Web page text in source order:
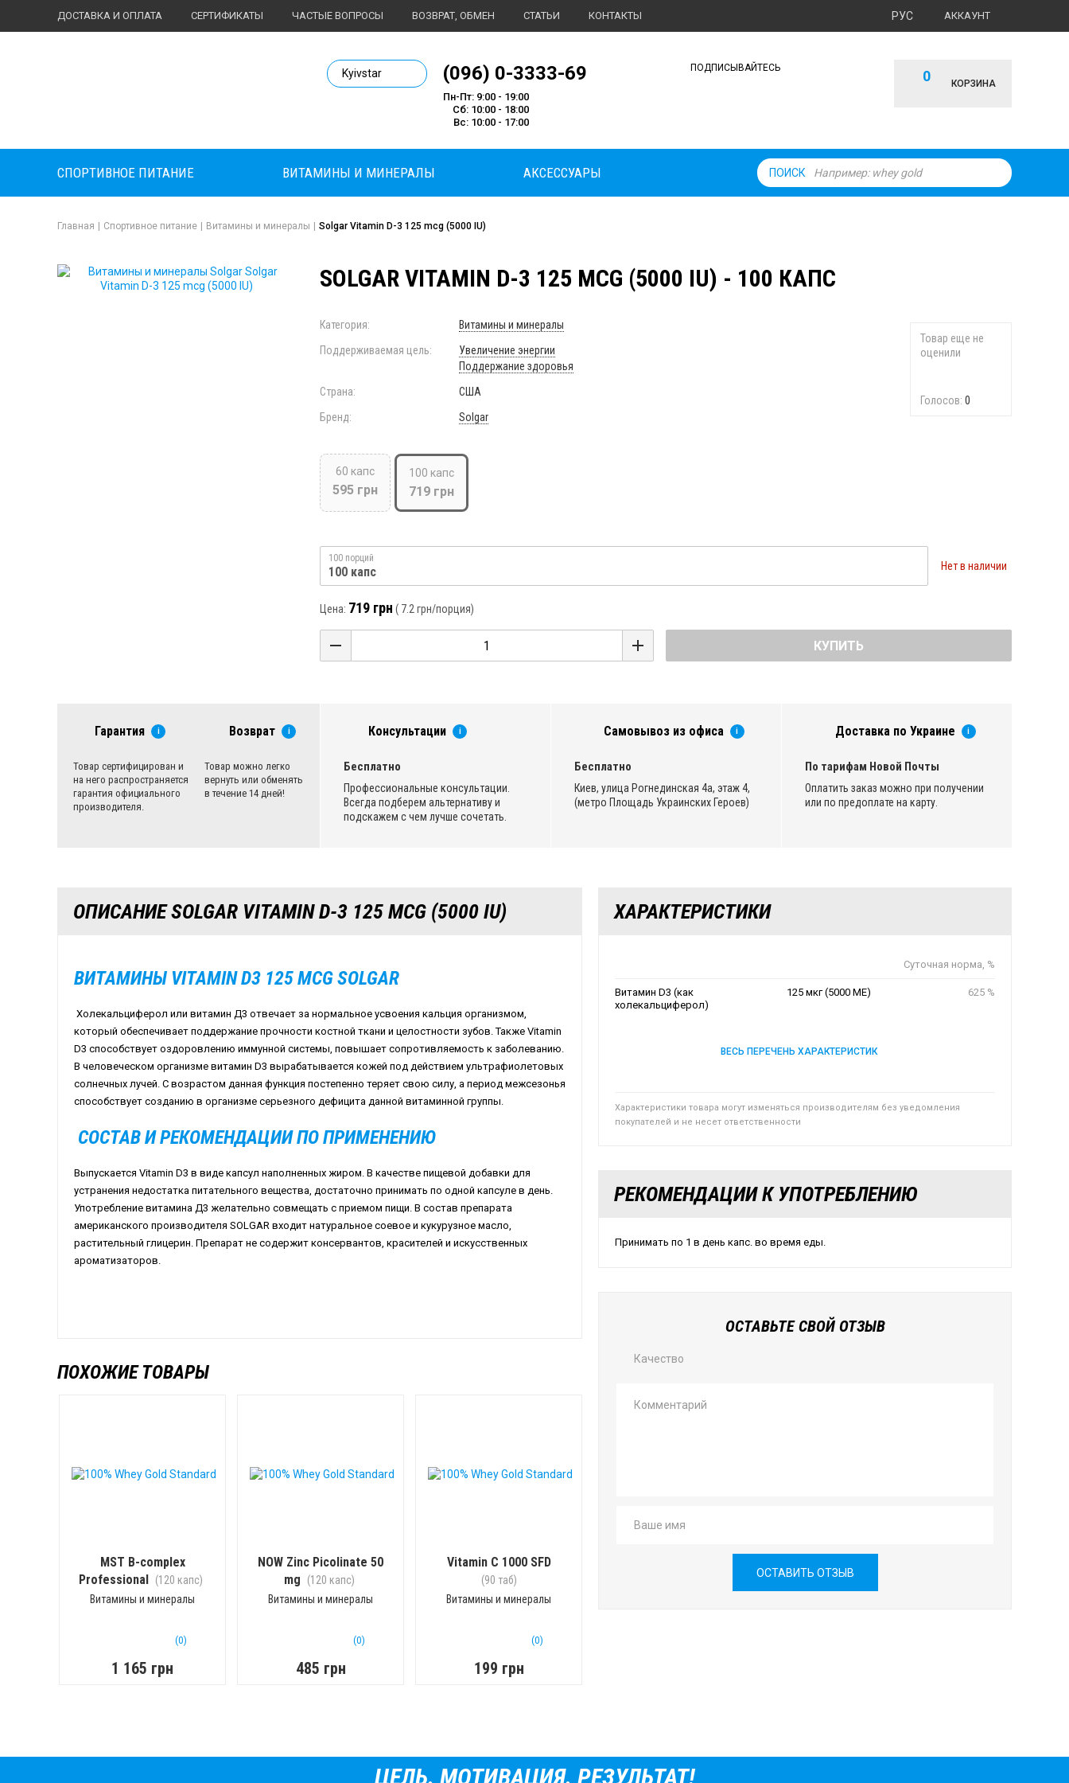
ДОСТАВКА И ОПЛАТА СЕРТИФИКАТЫ ЧАСТЫЕ ВОПРОСЫ ВОЗВРАТ, ОБМЕН СТАТЬИ КОНТАКТЫ АККАУНТ
РУС
Body Market №1 магазин спортивного питания
Kyivstar (096) 0-3333-69
Пн-Пт: 9:00 - 19:00
Сб: 10:00 - 18:00
Вс: 10:00 - 17:00
0 КОРЗИНА
ПОДПИСЫВАЙТЕСЬ
ПОИСК
СПОРТИВНОЕ ПИТАНИЕ ВИТАМИНЫ И МИНЕРАЛЫ АКСЕССУАРЫ
Главная Спортивное питание Витамины и минералы Solgar Vitamin D-3 125 mcg (5000 IU)
SOLGAR VITAMIN D-3 125 MCG (5000 IU) - 100 КАПС
Товар еще не
оценили
Голосов: 0
Категория:
Витамины и минералы
Поддерживаемая цель:
Увеличение энергии
Поддержание здоровья
Страна:
США
Бренд:
Solgar
60 капс
595 грн
100 капс
719 грн
100 порций
100 капс Нет в наличии
Цена: 719 грн ( 7.2 грн/порция)
КУПИТЬ
Гарантия i
Товар сертифицирован и
на него распространяется
гарантия официального
производителя.
Возврат i
Товар можно легко
вернуть или обменять
в течение 14 дней!
Консультации i
Бесплатно
Профессиональные консультации.
Всегда подберем альтернативу и
подскажем с чем лучше сочетать.
Самовывоз из офиса i
Бесплатно
Киев, улица Рогнединская 4а, этаж 4,
(метро Площадь Украинских Героев)
Доставка по Украине i
По тарифам Новой Почты
Оплатить заказ можно при получении
или по предоплате на карту.
ОПИСАНИЕ SOLGAR VITAMIN D-3 125 MCG (5000 IU)
ВИТАМИНЫ VITAMIND3 125MCGSOLGAR
Холекальциферол или витамин Д3 отвечает за нормальное усвоения кальция организмом,
который обеспечивает поддержание прочности костной ткани и целостности зубов. Также Vitamin
D3 способствует оздоровлению иммунной системы, повышает сопротивляемость к заболеванию.
В человеческом организме витамин D3 вырабатывается кожей под действием ультрафиолетовых
солнечных лучей. С возрастом данная функция постепенно теряет свою силу, а период межсезонья
способствует созданию в организме серьезного дефицита данной витаминной группы.
СОСТАВ И РЕКОМЕНДАЦИИ ПО ПРИМЕНЕНИЮ
Выпускается Vitamin D3 в виде капсул наполненных жиром. В качестве пищевой добавки для
устранения недостатка питательного вещества, достаточно принимать по одной капсуле в день.
Употребление витамина Д3 желательно совмещать с приемом пищи. В состав препарата
американского производителя SOLGAR входит натуральное соевое и кукурузное масло,
растительный глицерин. Препарат не содержит консервантов, красителей и искусственных
ароматизаторов.
ПОХОЖИЕ ТОВАРЫ
MST B-complex
Professional (120 капс)
Витамины и минералы
(0)
1 165 грн
NOW Zinc Picolinate 50
mg
(120 капс)
Витамины и минералы
(0)
485 грн
Vitamin C 1000 SFD
(90 таб)
Витамины и минералы
(0)
199 грн
ХАРАКТЕРИСТИКИ
Суточная норма, %
Витамин D3 (как
холекальциферол)
125 мкг (5000 МЕ) 625 %
ВЕСЬ ПЕРЕЧЕНЬ ХАРАКТЕРИСТИК
Характеристики товара могут изменяться производителям без уведомления
покупателей и не несет ответственности
РЕКОМЕНДАЦИИ К УПОТРЕБЛЕНИЮ
Принимать по 1 в день капс. во время еды.
ОСТАВЬТЕ СВОЙ ОТЗЫВ
Качество
ОСТАВИТЬ ОТЗЫВ
ЦЕЛЬ. МОТИВАЦИЯ. РЕЗУЛЬТАТ!